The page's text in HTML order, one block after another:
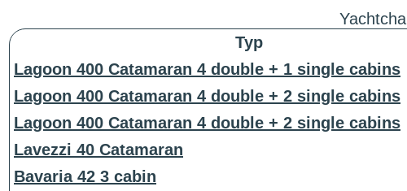
Typ
Lagoon 400 Catamaran 4 double + 1 single cabins
Lagoon 400 Catamaran 4 double + 2 single cabins
Lagoon 400 Catamaran 4 double + 2 single cabins
Lavezzi 40 Catamaran
Bavaria 42 3 cabin